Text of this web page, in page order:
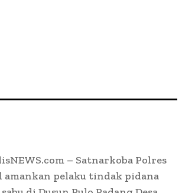
– Satnarkoba Polres
amankan pelaku tindak pidana